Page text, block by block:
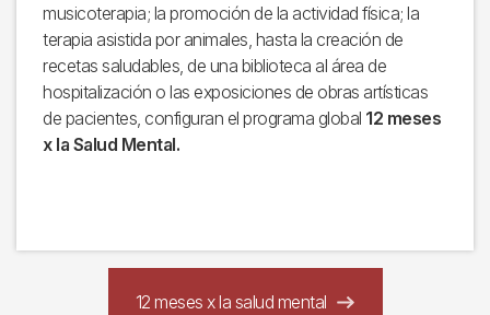
musicoterapia; la promoción de la actividad física; la
terapia asistida por animales, hasta la creación de
recetas saludables, de una biblioteca al área de
hospitalización o las exposiciones de obras artísticas
de pacientes, configuran el programa global 12 meses
x la Salud Mental.
12 meses x la salud mental